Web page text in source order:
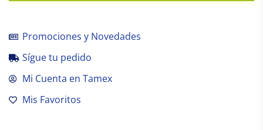
Promociones y Novedades
Sígue tu pedido
Mi Cuenta en Tamex
Mis Favoritos